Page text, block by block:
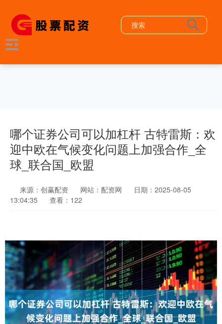
哪个证券公司可以加杠杆 古特雷斯：欢
迎中欧在气候变化问题上加强合作_全
球_联合国_欧盟
来源：创赢配资 网站：配资网
日期：2025-08-05
13:04:35
查看：122